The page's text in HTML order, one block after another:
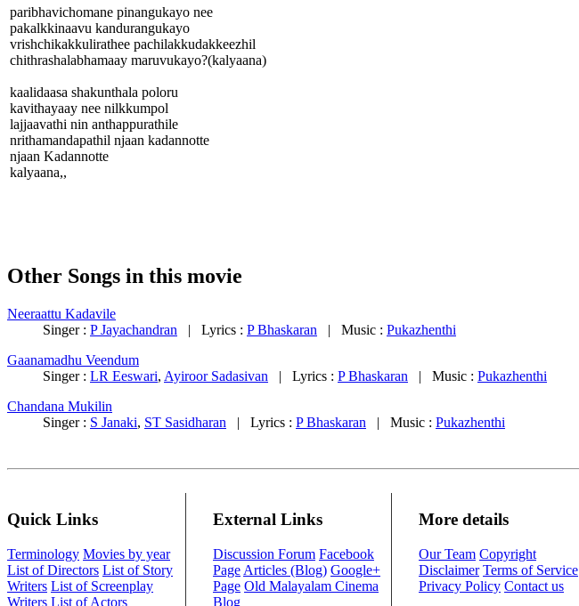
paribhavichomane pinangukayo nee
pakalkkinaavu kandurangukayo
vrishchikakkulirathee pachilakkudakkeezhil
chithrashalabhamaay maruvukayo?(kalyaana)
kaalidaasa shakunthala poloru
kavithayaay nee nilkkumpol
lajjaavathi nin anthappurathile
nrithamandapathil njaan kadannotte
njaan Kadannotte
kalyaana,,
Other Songs in this movie
Neeraattu Kadavile
Singer : P Jayachandran | Lyrics : P Bhaskaran | Music : Pukazhenthi
Gaanamadhu Veendum
Singer : LR Eeswari, Ayiroor Sadasivan | Lyrics : P Bhaskaran | Music : Pukazhenthi
Chandana Mukilin
Singer : S Janaki, ST Sasidharan | Lyrics : P Bhaskaran | Music : Pukazhenthi
Quick Links
Terminology Movies by year
List of Directors List of Story
Writers List of Screenplay
Writers List of Actors
External Links
Discussion Forum Facebook
Page Articles (Blog) Google+
Page Old Malayalam Cinema
Blog
More details
Our Team Copyright
Disclaimer Terms of Service
Privacy Policy Contact us